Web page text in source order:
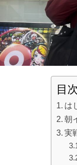
目次
は
朝
実